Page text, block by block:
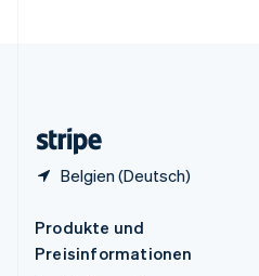
Belgien (Deutsch)
Produkte und
Preisinformationen